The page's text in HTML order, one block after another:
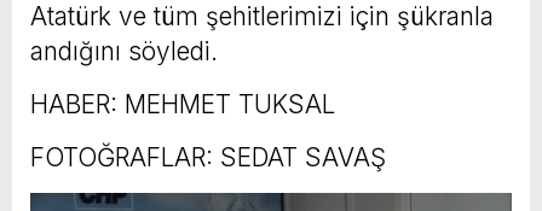
Atatürk ve tüm şehitlerimizi için şükranla
andığını söyledi.
HABER: MEHMET TUKSAL
FOTOĞRAFLAR: SEDAT SAVAŞ